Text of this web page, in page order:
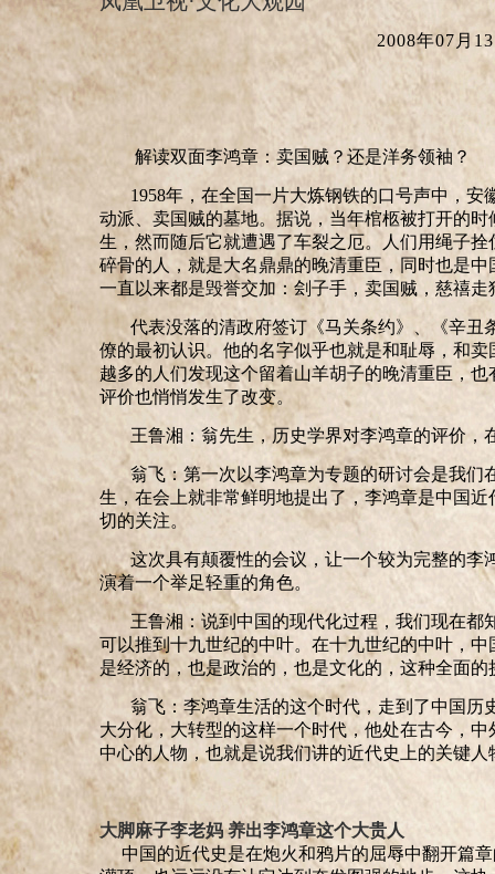
2008年07月1 3
解读双面李鸿章：卖国贼？还是洋务领袖？
1958年，在全国一片大炼钢铁的口号声中，
动派、卖国贼的墓地。据说，当年棺柩被打开的
生，然而随后它就遭遇了车裂之厄。人们用绳子
碎骨的人，就是大名鼎鼎的晚清重臣，同时也是
一直以来都是毁誉交加：刽子手，卖国贼，慈禧
代表没落的清政府签订《马关条约》、《辛
僚的最初认识。他的名字似乎也就是和耻辱，和
越多的人们发现这个留着山羊胡子的晚清重臣，
评价也悄悄发生了改变。
王鲁湘： 翁先生，历史学界对李鸿章的评价，
翁飞：第一次以李鸿章为专题的研讨会是我们
生，在会上就非常鲜明地提出了，李鸿章是中国
切的关注。
这次具有颠覆性的会议，让一个较为完整的
演着一个举足轻重的角色。
王鲁湘：说到中国的现代化过程，我们现在都
可以推到十九世纪的中叶。在十九世纪的中叶，
是经济的，也是政治的，也是文化的，这种全面
翁飞：李鸿章生活的这个时代 ， 走到了中国历
大分化，大转型的这样一个时代，他处在古今，
中心的人物，也就是说我们讲的近代史上的关键人
大脚麻子李老妈 养出李鸿章这个大贵人
中国的近代史是在炮火和鸦片的屈辱中翻开篇